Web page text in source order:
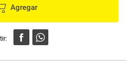
Agregar